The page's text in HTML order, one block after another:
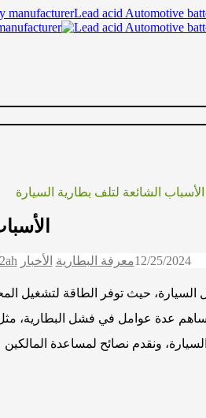
manufacturer
الشائعة لتلف بطارية السيارة
12/25/2024معرفة البطارية الأخبار
حيث توفر الطاقة لتشغيل
عدة عوامل في فشل البطارية، مثل
ونقدم نصائح لمساعدة